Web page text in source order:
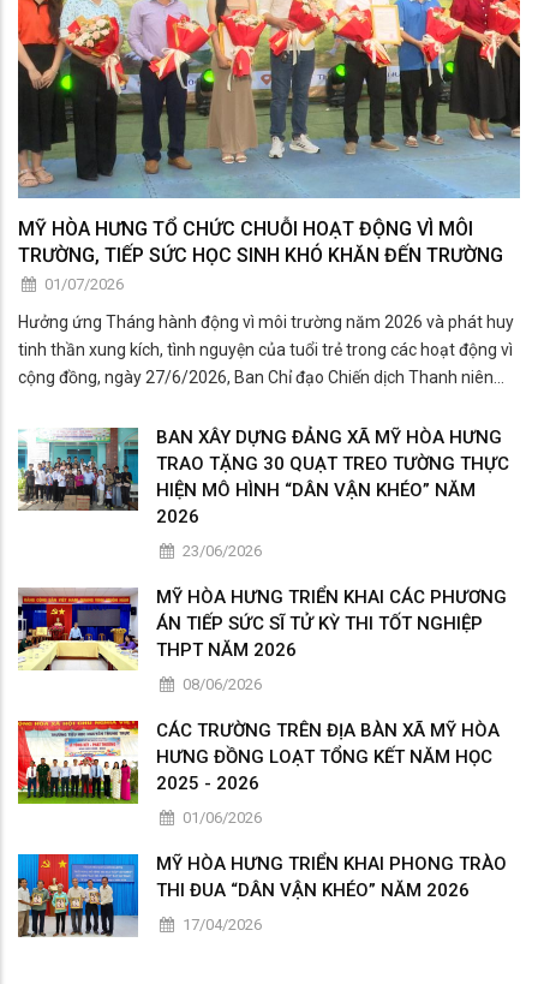
MỸ HÒA HƯNG TỔ CHỨC CHUỖI HOẠT ĐỘNG VÌ MÔI
TRƯỜNG, TIẾP SỨC HỌC SINH KHÓ KHĂN ĐẾN TRƯỜNG
01/07/2026
Hưởng ứng Tháng hành động vì môi trường năm 2026 và phát huy
tinh thần xung kích, tình nguyện của tuổi trẻ trong các hoạt động vì
cộng đồng, ngày 27/6/2026, Ban Chỉ đạo Chiến dịch Thanh niên
hưởng ứng Tháng
BAN XÂY DỰNG ĐẢNG XÃ MỸ HÒA HƯNG
TRAO TẶNG 30 QUẠT TREO TƯỜNG THỰC
HIỆN MÔ HÌNH “DÂN VẬN KHÉO” NĂM
2026
23/06/2026
MỸ HÒA HƯNG TRIỂN KHAI CÁC PHƯƠNG
ÁN TIẾP SỨC SĨ TỬ KỲ THI TỐT NGHIỆP
THPT NĂM 2026
08/06/2026
CÁC TRƯỜNG TRÊN ĐỊA BÀN XÃ MỸ HÒA
HƯNG ĐỒNG LOẠT TỔNG KẾT NĂM HỌC
2025 - 2026
01/06/2026
MỸ HÒA HƯNG TRIỂN KHAI PHONG TRÀO
THI ĐUA “DÂN VẬN KHÉO” NĂM 2026
17/04/2026